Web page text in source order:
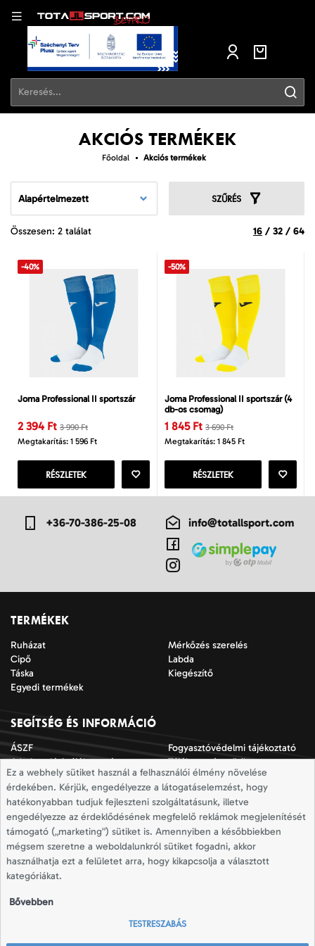
AKCIÓS TERMÉKEK
Főoldal Akciós termékek
Alapértelmezett SZŰRÉS
Összesen: 2 találat 16 / 32 / 64
-40%
Joma Professional II sportszár
2 394 Ft 3 990 Ft
Megtakarítás: 1 596 Ft
RÉSZLETEK
-50%
Joma Professional II sportszár (4
db-os csomag)
1 845 Ft 3 690 Ft
Megtakarítás: 1 845 Ft
RÉSZLETEK
+36-70-386-25-08 info@totallsport.com
TERMÉKEK
Ruházat
Mérkőzés szerelés
Cipő
Labda
Táska
Kiegészítő
Egyedi termékek
SEGÍTSÉG ÉS INFORMÁCIÓ
ÁSZF
Fogyasztóvédelmi tájékoztató
Adatkezelési tájékoztató
Tájékoztató a sütik
alkalmazásáról
Jogi nyilatkozat
Impresszum
Elállási nyilatkozat
Mérettáblázatok
Szállítási információk
Elállás a szerződéstől
Totallsport © 2026
Minden jog fenntartva
A totallsport.com az adidas és Joma márkák
hivatalos viszonteladója.
Ez a webhely sütiket használ a felhasználói élmény növelése
érdekében. Kérjük, engedélyezze a látogatáselemzést, hogy
hatékonyabban tudjuk fejleszteni szolgáltatásunk, illetve
engedélyezze az érdeklődésének megfelelő reklámok megjelenítését
támogató („marketing”) sütiket is. Amennyiben a későbbiekben
mégsem szeretne a weboldalunkról sütiket fogadni, akkor
használhatja ezt a felületet arra, hogy kikapcsolja a választott
kategóriákat.
Bővebben
TESTRESZABÁS